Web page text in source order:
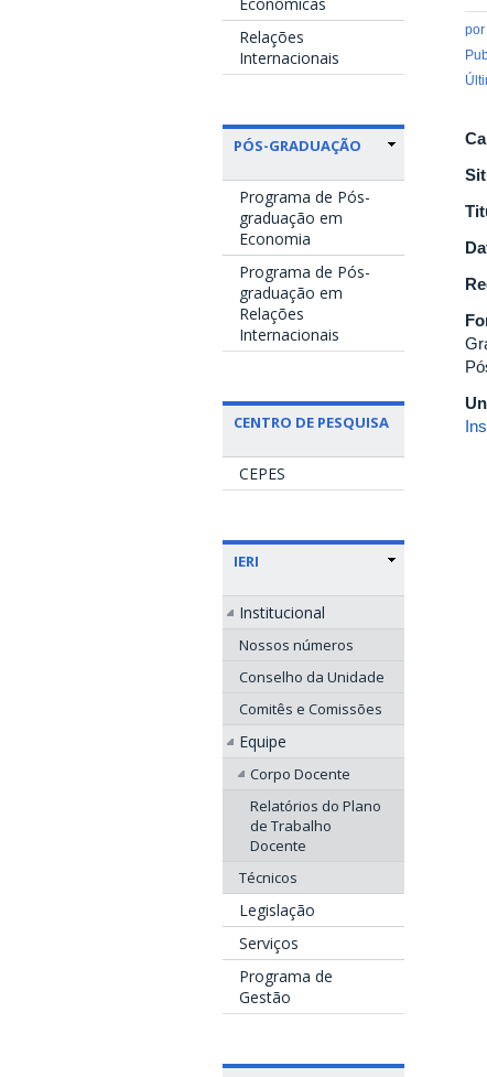
Relações
Internacionais
PÓS-GRADUAÇÃO
Programa de Pós-
graduação em
Economia
Programa de Pós-
graduação em
Relações
Internacionais
CENTRO DE PESQUISA
CEPES
IERI
Institucional
Nossos números
Conselho da Unidade
Comitês e Comissões
Equipe
Corpo Docente
Relatórios do Plano
de Trabalho
Docente
Técnicos
Legislação
Serviços
Programa de
Gestão
por